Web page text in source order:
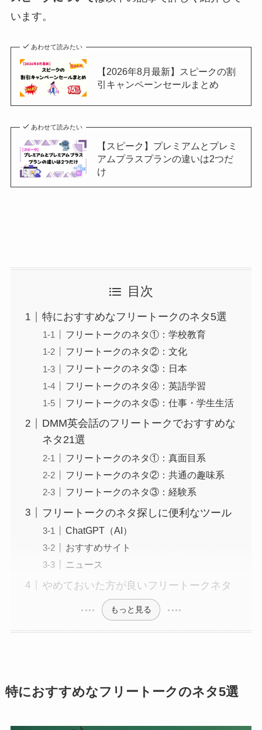
います。
あわせて読みたい
【2026年8月最新】スピークの割
引キャンペーンセールまとめ
あわせて読みたい
【スピーク】プレミアムとプレミ
アムプラスプランの違いは2つだ
け
目次
特におすすめなフリートークのネタ5選
フリートークのネタ①：学校教育
フリートークのネタ②：文化
フリートークのネタ③：日本
フリートークのネタ④：英語学習
フリートークのネタ⑤：仕事・学生生活
DMM英会話のフリートークでおすすめな
ネタ21選
フリートークのネタ①：真面目系
フリートークのネタ②：共通の趣味系
フリートークのネタ③：経験系
フリートークのネタ探しに便利なツール
ChatGPT（AI）
おすすめサイト
ニュース
やめておいた方が良いフリートークネタ
もっと見る
特におすすめなフリートークのネタ5選